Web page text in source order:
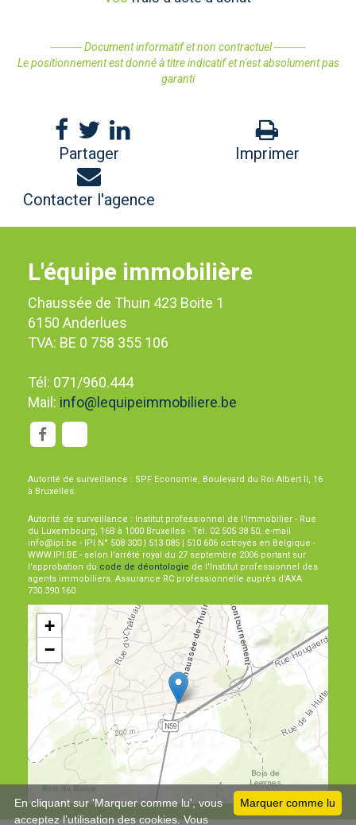
---------- Document informatif et non contractuel ----------
Le positionnement est donné à titre indicatif et n'est absolument pas
garanti
Partager Imprimer
Contacter l'agence
L'équipe immobilière
Chaussée de Thuin 423 Boite 1
6150 Anderlues
TVA: BE 0 758 355 106
Tél: 071/960.444
Mail: info@lequipeimmobiliere.be
Autorité de surveillance : SPF Economie, Boulevard du Roi Albert II, 16
à Bruxelles.
Autorité de surveillance : Institut professionnel de l'Immobilier - Rue
du Luxembourg, 16B à 1000 Bruxelles - Tél. 02 505 38 50, e-mail
info@ipi.be - IPI N° 508 300 | 513 085 | 510 606 octroyés en Belgique -
WWW.IPI.BE - selon l'arrêté royal du 27 septembre 2006 portant sur
l'approbation du code de déontologie de l'Institut professionnel des
agents immobiliers. Assurance RC professionnelle auprès d'AXA
730.390.160
+
−
Marquer comme lu
En cliquant sur 'Marquer comme lu', vous
acceptez l’utilisation des cookies. Vous